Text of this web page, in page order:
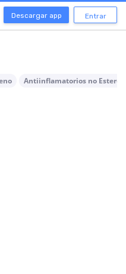
Descargar app Entrar
Antiinflamatorios no